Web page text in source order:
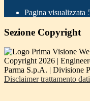
Pagina visualizzata
Sezione Copyright
Copyright 2026 |
Parma S.p.A. | Divisione
Disclaimer trattamento